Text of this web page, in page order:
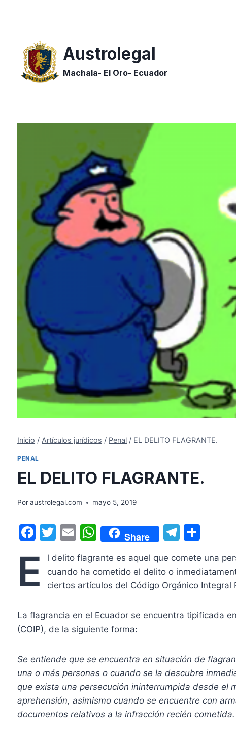
Austrolegal
Machala- El Oro- Ecuador
Inicio / Artículos jurídicos / Penal / EL DELITO FLAGRANTE.
PENAL
EL DELITO FLAGRANTE.
Por austrolegal.com mayo 5, 2019
F
c
e
o
o
T
itt
er
E
ai
l
W
h
at
s
p
p
Share
T
e
gr
m
m
p
tir
E
l delito flagrante es aquel que comete una
cuando ha cometido el delito o
ciertos artículos del Código Orgánico Integral
La flagrancia en el Ecuador se encuentra tipificada
(COIP), de la siguiente forma:
Se entiende que se encuentra en situación de
una o más personas o cuando se la descubre
que exista una persecución ininterrumpida desde el
aprehensión, asimismo cuando se encuentre con
documentos relativos a la infracción recién cometida.